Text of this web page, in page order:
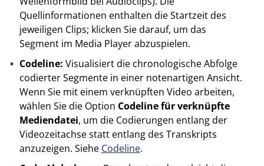
Quellinformationen enthalten die Startzeit des
jeweiligen Clips; klicken Sie darauf, um das
Segment im Media Player abzuspielen.
Codeline: Visualisiert die chronologische Abfolge
codierter Segmente in einer notenartigen Ansicht.
Wenn Sie mit einem verknüpften Video arbeiten,
wählen Sie die Option Codeline für verknüpfte
Mediendatei, um die Codierungen entlang der
Videozeitachse statt entlang des Transkripts
anzuzeigen. Siehe Codeline.